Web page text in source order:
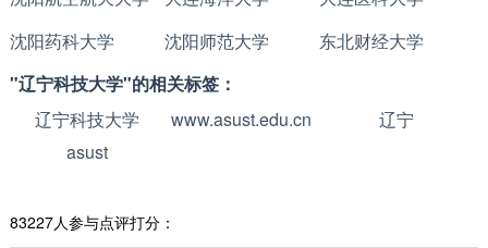
沈阳药科大学
沈阳师范大学
东北财经大学
"辽宁科技大学"的相关标签：
辽宁科技大学
www.asust.edu.cn
辽宁
asust
83227人参与点评打分：